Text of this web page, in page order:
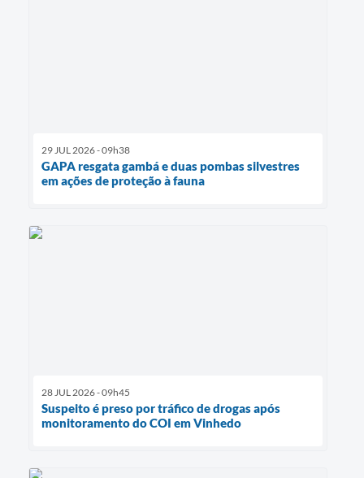
29 JUL 2026 - 09h38
GAPA resgata gambá e duas pombas silvestres
em ações de proteção à fauna
28 JUL 2026 - 09h45
Suspeito é preso por tráfico de drogas após
monitoramento do COI em Vinhedo